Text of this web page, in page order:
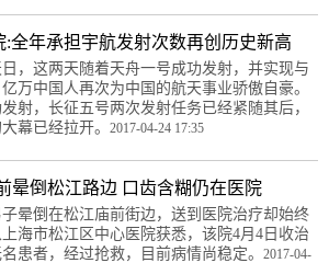
:全年承担宇航发射次数再创历史新高
，这两天随着天舟一号成功发射，并实现与
万中国人再次为中国的航天事业骄傲自豪。
射，长征五号两次发射任务已经紧随其后，
幕已经拉开。 2017-04-24 17:35
晕倒松江路边 口齿含糊仍在医院
晕倒在松江庙前街边，送到医院治疗却始终
海市松江区中心医院获悉，该院4月4日收治
患者，经过抢救，目前病情尚稳定。 2017-04-